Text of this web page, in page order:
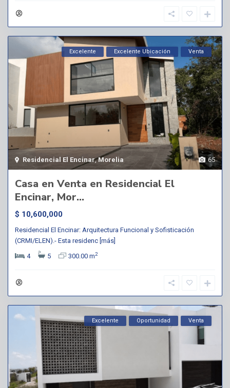
65
Residencial El Encinar,Morelia
Excelente Excelente Ubicación Venta
Casa en Venta en Residencial El
Encinar, Mor...
$ 10,600,000
Residencial El Encinar: Arquitectura Funcional y Sofisticación
(CRMI/ELEN).- Esta residenc [más]
4
5 300.00 m2
Excelente Oportunidad Venta